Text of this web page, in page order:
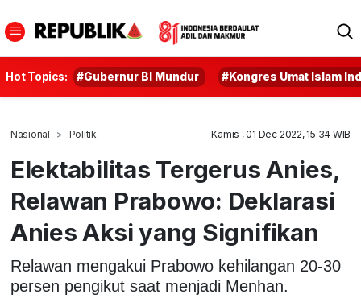
Hot Topics: #Gubernur BI Mundur #Kongres Umat Islam
Nasional Politik Kamis , 01 Dec 2022, 15:34 WIB
Elektabilitas Tergerus Anies,
Relawan Prabowo: Deklarasi
Anies Aksi yang Signifikan
Relawan mengakui Prabowo kehilangan 20-30
persen pengikut saat menjadi Menhan.